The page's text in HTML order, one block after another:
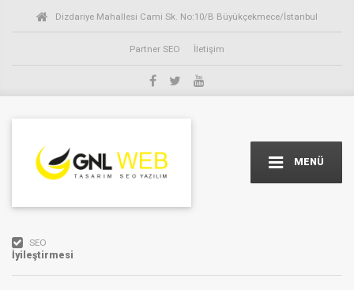
Dizdariye Mahallesi Cami Sk. No:10/B Büyükçekmece/İstanbul
Partner SEO İletişim
MENÜ
SEO
İyileştirmesi